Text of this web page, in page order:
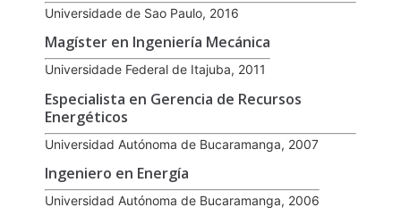
Universidade de Sao Paulo, 2016
Magíster en Ingeniería Mecánica
Universidade Federal de Itajuba, 2011
Especialista en Gerencia de Recursos
Energéticos
Universidad Autónoma de Bucaramanga, 2007
Ingeniero en Energía
Universidad Autónoma de Bucaramanga, 2006